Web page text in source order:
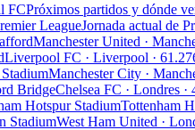
FCPróximos partidos y dónde
LeagueJornada actual de
Manchester United ·
Liverpool FC · Liverpool ·
Manchester City ·
BridgeChelsea FC · Londres ·
Hotspur StadiumTottenham
StadiumWest Ham United ·